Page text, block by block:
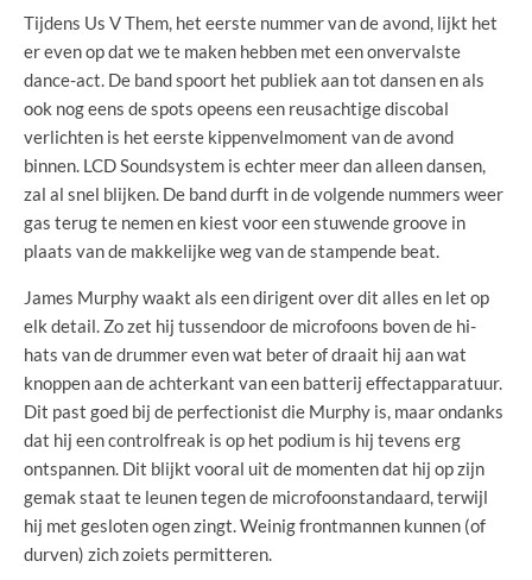
Tijdens Us V Them, het eerste nummer van de avond, lijkt het
er even op dat we te maken hebben met een onvervalste
dance-act. De band spoort het publiek aan tot dansen en als
ook nog eens de spots opeens een reusachtige discobal
verlichten is het eerste kippenvelmoment van de avond
binnen. LCD Soundsystem is echter meer dan alleen dansen,
zal al snel blijken. De band durft in de volgende nummers weer
gas terug te nemen en kiest voor een stuwende groove in
plaats van de makkelijke weg van de stampende beat.
James Murphy waakt als een dirigent over dit alles en let op
elk detail. Zo zet hij tussendoor de microfoons boven de hi-
hats van de drummer even wat beter of draait hij aan wat
knoppen aan de achterkant van een batterij effectapparatuur.
Dit past goed bij de perfectionist die Murphy is, maar ondanks
dat hij een controlfreak is op het podium is hij tevens erg
ontspannen. Dit blijkt vooral uit de momenten dat hij op zijn
gemak staat te leunen tegen de microfoonstandaard, terwijl
hij met gesloten ogen zingt. Weinig frontmannen kunnen (of
durven) zich zoiets permitteren.